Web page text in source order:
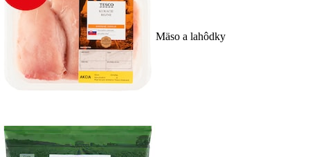
Mäso a lahôdky